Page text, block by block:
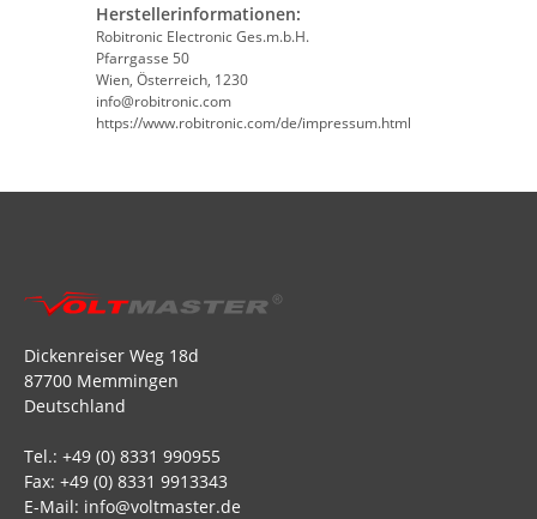
Herstellerinformationen:
Robitronic Electronic Ges.m.b.H.
Pfarrgasse 50
Wien, Österreich, 1230
info@robitronic.com
https://www.robitronic.com/de/impressum.html
Dickenreiser Weg 18d
87700 Memmingen
Deutschland
Tel.: +49 (0) 8331 990955
Fax: +49 (0) 8331 9913343
E-Mail: info@voltmaster.de